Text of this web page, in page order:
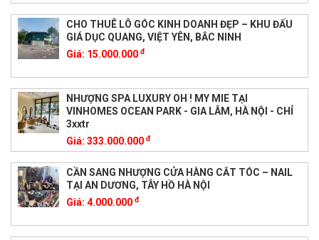
CHO THUÊ LÔ GÓC KINH DOANH ĐẸP – KHU ĐẤU
GIÁ DỤC QUANG, VIỆT YÊN, BẮC NINH
Giá: 15.000.000 đ
NHƯỢNG SPA LUXURY OH ! MY MIE TẠI
VINHOMES OCEAN PARK - GIA LÂM, HÀ NỘI - CHỈ
3xxtr
Giá: 333.000.000 đ
CẦN SANG NHƯỢNG CỬA HÀNG CẮT TÓC – NAIL
TẠI AN DƯƠNG, TÂY HỒ HÀ NỘI
Giá: 4.000.000 đ